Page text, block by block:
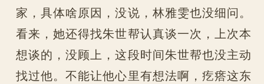
家，具体啥原因，没说，林雅雯也没细问。
看来，她还得找朱世帮认真谈一次，上次本
想谈的，没顾上，这段时间朱世帮也没主动
找过他。不能让他心里有想法啊，疙瘩这东